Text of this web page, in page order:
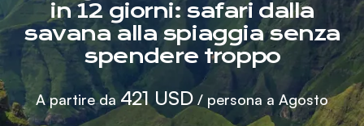
in 12 giorni: safari dalla
savana alla spiaggia senza
spendere troppo
A partire da 421 USD / persona a Agosto